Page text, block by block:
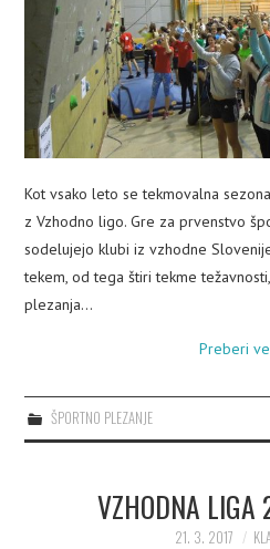
Kot vsako leto se tekmovalna
z Vzhodno ligo. Gre za prvenstvo
sodelujejo klubi iz vzhodne
tekem, od tega štiri tekme
plezanja…
Preberi
ŠPORTNO PLEZANJE
VZHODNA LIGA
21. 3. 2017